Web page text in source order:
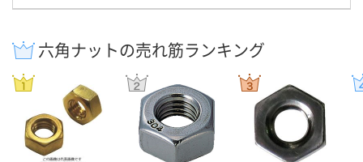
六角ナットの売れ筋ランキング